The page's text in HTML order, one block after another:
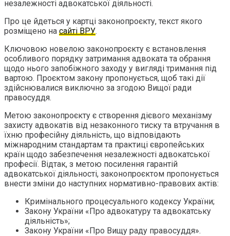
незалежності адвокатської діяльності.
Про це йдеться у картці законопроєкту, текст якого
розміщено на сайті ВРУ.
Ключовою новелою законопроєкту є встановлення
особливого порядку затримання адвоката та обрання
щодо нього запобіжного заходу у вигляді тримання під
вартою. Проєктом закону пропонується, щоб такі дії
здійснювалися виключно за згодою Вищої ради
правосуддя.
Метою законопроєкту є створення дієвого механізму
захисту адвокатів від незаконного тиску та втручання в
їхню професійну діяльність, що відповідають
міжнародним стандартам та практиці європейських
країн щодо забезпечення незалежності адвокатської
професії. Відтак, з метою посилення гарантій
адвокатської діяльності, законопроєктом пропонується
внести зміни до наступних нормативно-правових актів:
Кримінального процесуального кодексу України;
Закону України «Про адвокатуру та адвокатську
діяльність»;
Закону України «Про Вищу раду правосуддя».